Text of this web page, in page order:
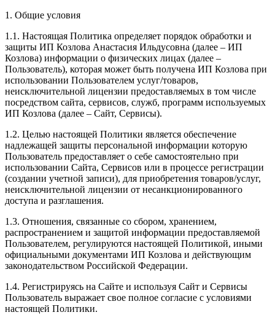
1. Общие условия
1.1. Настоящая Политика определяет порядок обработки и
защиты ИП Козлова Анастасия Ильдусовна (далее – ИП
Козлова) информации о физических лицах (далее –
Пользователь), которая может быть получена ИП Козлова при
использовании Пользователем услуг/товаров,
неисключительной лицензии предоставляемых в том числе
посредством сайта, сервисов, служб, программ используемых
ИП Козлова (далее – Сайт, Сервисы).
1.2. Целью настоящей Политики является обеспечение
надлежащей защиты персональной информации которую
Пользователь предоставляет о себе самостоятельно при
использовании Сайта, Сервисов или в процессе регистрации
(создании учетной записи), для приобретения товаров/услуг,
неисключительной лицензии от несанкционированного
доступа и разглашения.
1.3. Отношения, связанные со сбором, хранением,
распространением и защитой информации предоставляемой
Пользователем, регулируются настоящей Политикой, иными
официальными документами ИП Козловa и действующим
законодательством Российской Федерации.
1.4. Регистрируясь на Сайте и используя Сайт и Сервисы
Пользователь выражает свое полное согласие с условиями
настоящей Политики.